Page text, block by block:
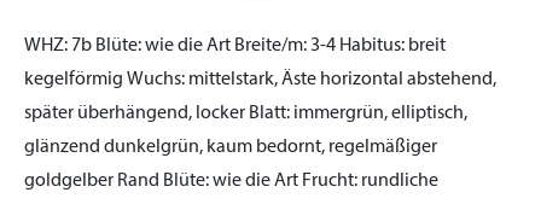
WHZ: 7b Blüte:wie die Art Breite/m:3-4 Habitus: breit
kegelförmig Wuchs: mittelstark, Äste horizontal abstehend,
später überhängend, locker Blatt: immergrün, elliptisch,
glänzend dunkelgrün, kaum bedornt, regelmäßiger
goldgelber Rand Blüte:wie die Art Frucht: rundliche